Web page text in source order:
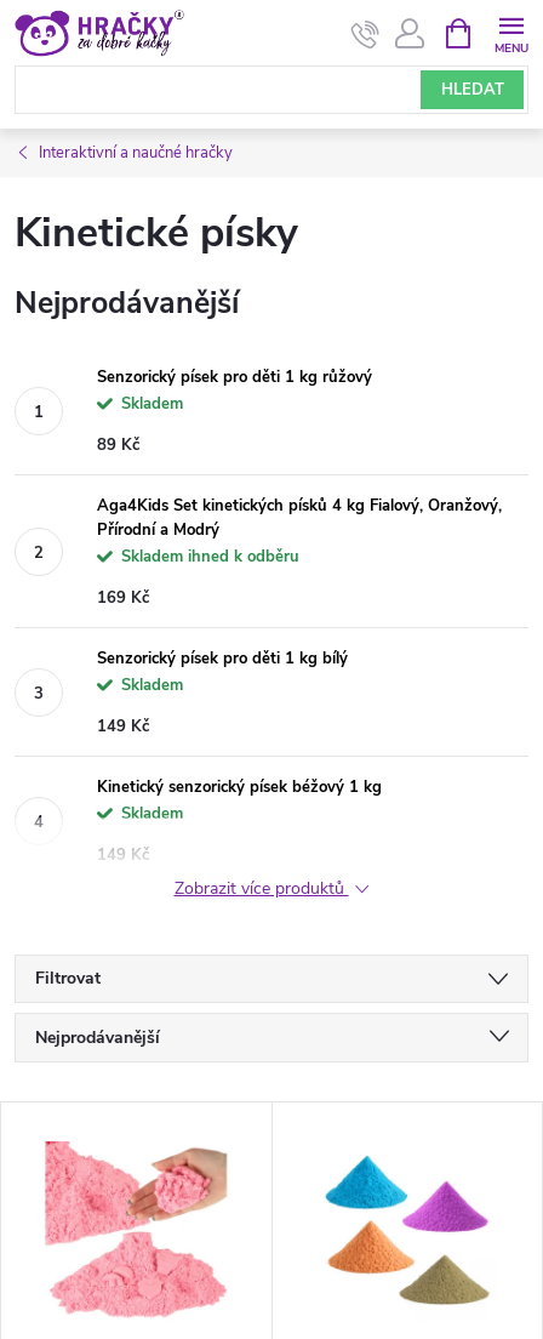
Přejít
obsah
HLEDAT
NÁKUPNÍ
KOŠÍK
Interaktivní a naučné hračky
Kinetické písky
Nejprodávanější
Senzorický písek pro děti 1 kg růžový
Skladem
89 Kč
Aga4Kids Set kinetických písků 4 kg Fialový, Oranžový,
Přírodní a Modrý
Skladem ihned k odběru
169 Kč
Senzorický písek pro děti 1 kg bílý
Skladem
149 Kč
Kinetický senzorický písek béžový 1 kg
Skladem
149 Kč
Zobrazit více produktů
Filtrovat
Ř
a
Nejprodávanější
Abecedně
V